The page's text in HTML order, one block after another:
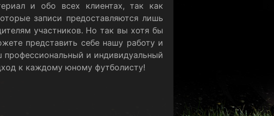
и обо всех клиентах, так как
записи предоставляются лишь
участников. Но так вы хотя бы
представить себе нашу работу и
профессиональный и индивидуальный
к каждому юному футболисту!